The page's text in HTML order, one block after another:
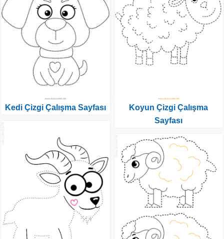
Kedi Çizgi Çalışma Sayfası
Koyun Çizgi Çalışma
Sayfası